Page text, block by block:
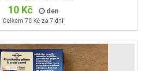
10 Kč den
Celkem 70 Kč za 7 dní.